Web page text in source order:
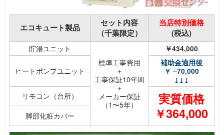
エコキュート製品
セット内容
（千葉限定）
当店特別価格
(税込)
貯湯ユニット
標準工事費用
＋
工事保証10年間
＋
メーカー保証
（1〜5年）
￥434,000
ヒートポンプユニット
補助金適用後
￥ –70,000
↓↓↓
リモコン（台所）
実質価格
￥364,000
脚部化粧カバー